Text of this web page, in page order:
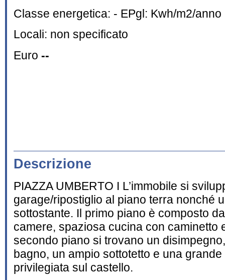
Classe energetica: - EPgl: Kwh/m2/anno
Locali: non specificato
Euro--
Descrizione
PIAZZA UMBERTO I L’immobile si
garage/ripostiglio al piano terra nonché
sottostante. Il primo piano è composto
camere, spaziosa cucina con caminetto
secondo piano si trovano un
bagno, un ampio sottotetto e una
privilegiata sul castello.